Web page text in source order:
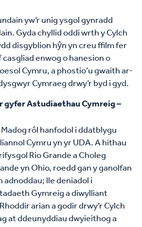
yw’r unig ysgol gynradd
Gyda chyllid oddi wrth y Cylch
disgyblion hŷn yn creu ffilm fer
casgliad enwog o hanesion o
Cymru, a phostio’u gwaith ar-
Cymraeg drwy’r byd i gyd.
gyfer Astudiaethau Cymreig –
rôl hanfodol i ddatblygu
Cymru yn yr UDA. A hithau
Rio Grande a Choleg
yn Ohio, roedd gan y ganolfan
adnoddau; lle deniadol i
Gymreig a diwylliant
arian a godir drwy’r Cylch
at ddeunyddiau dwyieithog a